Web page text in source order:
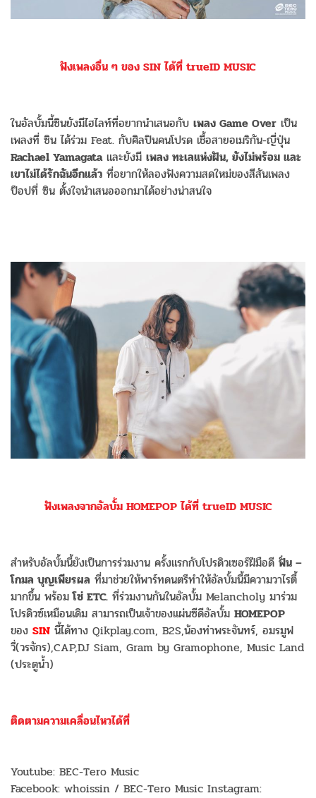
ฟังเพลงอื่น ๆ ของ SIN ได้ที่ trueID MUSIC
ในอัลบั้มนี้ซินยังมีไฮไลท์ที่อยากนำเสนอกับ เพลง Game Over เป็น
เพลงที่ ซิน ได้ร่วม Feat. กับศิลปินคนโปรด เชื้อสายอเมริกัน-ญี่ปุ่น
Rachael Yamagataและยังมี เพลง ทะเลแห่งฝัน, ยังไม่พร้อม และ
เขาไม่ได้รักฉันอีกแล้ว ที่อยากให้ลองฟังความสดใหม่ของสีสันเพลง
ป็อปที่ ซิน ตั้งใจนำเสนอออกมาได้อย่างน่าสนใจ
ฟังเพลงจากอัลบั้ม HOMEPOP ได้ที่ trueID MUSIC
สำหรับอัลบั้มนี้ยังเป็นการร่วมงาน ครั้งแรกกับโปรดิวเซอร์ฝีมือดี ฟั่น –
โกมล บุญเพียรผล ที่มาช่วยให้พาร์ทดนตรีทำให้อัลบั้มนี้มีความวาไรตี้
มากขึ้น พร้อมโซ่ ETC. ที่ร่วมงานกันในอัลบั้ม Melancholy มาร่วม
โปรดิวซ์เหมือนเดิม สามารถเป็นเจ้าของแผ่นซีดีอัลบั้ม HOMEPOP
ของ SIN นี้ได้ทาง Qikplay.com, B2S,น้องท่าพระจันทร์, อมรมูฟ
วี่(วรจักร),CAP,DJ Siam, Gram by Gramophone, Music Land
(ประตูน้ำ)
ติดตามความเคลื่อนไหวได้ที่
Youtube: BEC-Tero Music
Facebook: whoissin / BEC-Tero Music Instagram: